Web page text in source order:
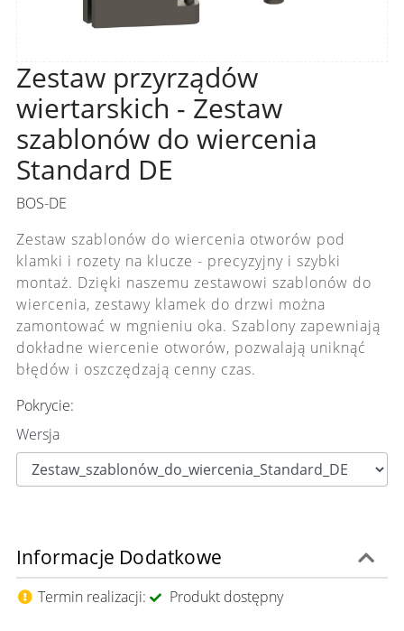
Zestaw przyrządów
wiertarskich - Zestaw
szablonów do wiercenia
Standard DE
BOS-DE
Zestaw szablonów do wiercenia otworów pod
klamki i rozety na klucze - precyzyjny i szybki
montaż. Dzięki naszemu zestawowi szablonów do
wiercenia, zestawy klamek do drzwi można
zamontować w mgnieniu oka. Szablony zapewniają
dokładne wiercenie otworów, pozwalają uniknąć
błędów i oszczędzają cenny czas.
Pokrycie:
Wersja
Informacje Dodatkowe
Termin realizacji: Produkt dostępny